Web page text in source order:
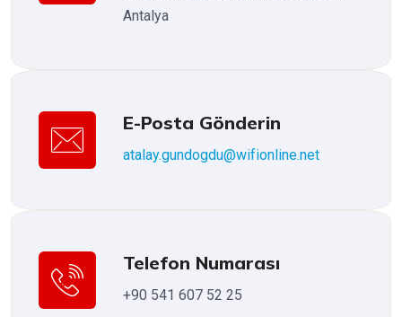
Antalya
E-Posta Gönderin
atalay.gundogdu@wifionline.net
Telefon Numarası
+90 541 607 52 25